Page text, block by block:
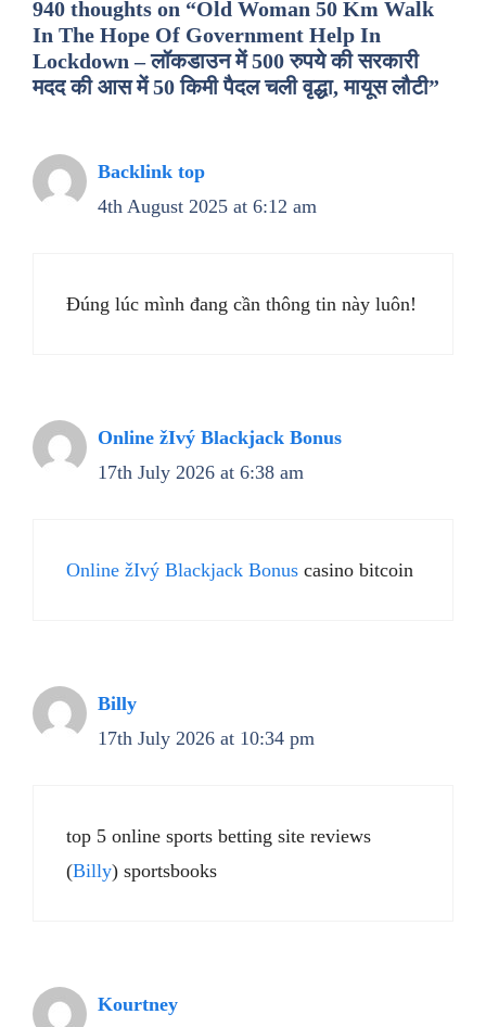
940 thoughts on “Old Woman 50 Km Walk
In The Hope Of Government Help In
Lockdown – लॉकडाउन में 500 रुपये की सरकारी
मदद की आस में 50 किमी पैदल चली वृद्धा, मायूस लौटी”
Backlink top
4th August 2025 at 6:12 am
Đúng lúc mình đang cần thông tin này luôn!
Online žIvý Blackjack Bonus
17th July 2026 at 6:38 am
Online žIvý Blackjack Bonus casino bitcoin
Billy
17th July 2026 at 10:34 pm
top 5 online sports betting site reviews
(Billy) sportsbooks
Kourtney